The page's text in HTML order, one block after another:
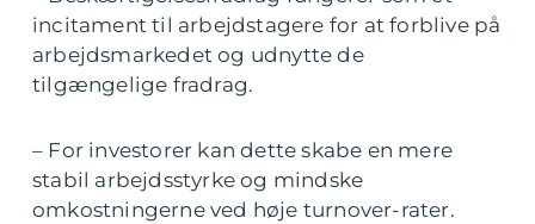
incitament til arbejdstagere for at forblive på
arbejdsmarkedet og udnytte de
tilgængelige fradrag.
– For investorer kan dette skabe en mere
stabil arbejdsstyrke og mindske
omkostningerne ved høje turnover-rater.